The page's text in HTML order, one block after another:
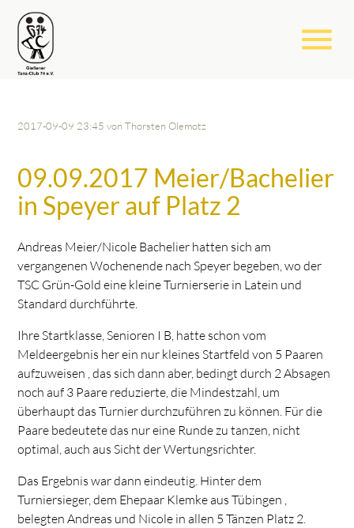
menu
2017-09-09 23:45 von Thorsten Olemotz
09.09.2017 Meier/Bachelier
in Speyer auf Platz 2
Andreas Meier/Nicole Bachelier hatten sich am
vergangenen Wochenende nach Speyer begeben, wo der
TSC Grün-Gold eine kleine Turnierserie in Latein und
Standard durchführte.
Ihre Startklasse, Senioren I B, hatte schon vom
Meldeergebnis her ein nur kleines Startfeld von 5 Paaren
aufzuweisen , das sich dann aber, bedingt durch 2 Absagen
noch auf 3 Paare reduzierte, die Mindestzahl, um
überhaupt das Turnier durchzuführen zu können. Für die
Paare bedeutete das nur eine Runde zu tanzen, nicht
optimal, auch aus Sicht der Wertungsrichter.
Das Ergebnis war dann eindeutig. Hinter dem
Turniersieger, dem Ehepaar Klemke aus Tübingen ,
belegten Andreas und Nicole in allen 5 Tänzen Platz 2.